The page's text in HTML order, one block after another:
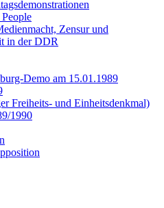
Zensur und
in der DDR
Demo am 15.01.1989
Freiheits- und Einheitsdenkmal)
1990